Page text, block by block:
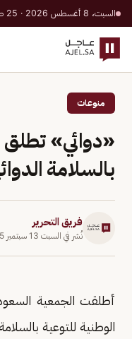
السبت، 8 أغسطس 2026 · 25 صفر 1448 هـ
منوعات
«دوائي» تطلق
بالسلامة
فريق التحرير
نُشر في السبت 13 سبتمبر 2025
أطلقت الجمعية
الوطنية للتوعية